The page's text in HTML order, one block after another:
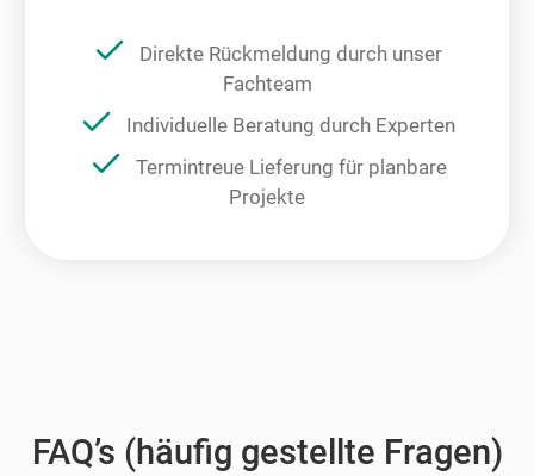
Direkte Rückmeldung durch unser
Fachteam
Individuelle Beratung durch Experten
Termintreue Lieferung für planbare
Projekte
FAQ’s (häufig gestellte Fragen)